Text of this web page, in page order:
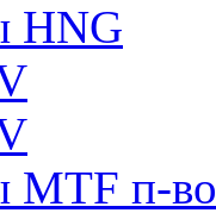
HNG
MTF п-